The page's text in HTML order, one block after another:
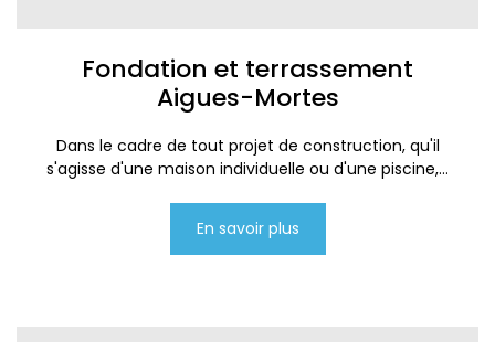
Fondation et terrassement
Aigues-Mortes
Dans le cadre de tout projet de construction, qu'il
s'agisse d'une maison individuelle ou d'une piscine,...
En savoir plus